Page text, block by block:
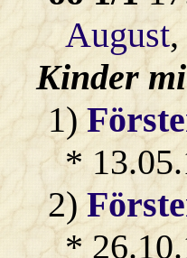
August,
Kinder
1)
*
2)
*